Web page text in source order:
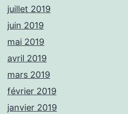
juillet 2019
juin 2019
mai 2019
avril 2019
mars 2019
février 2019
janvier 2019